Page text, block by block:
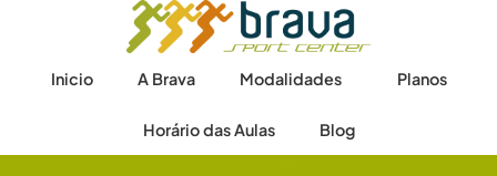
Inicio A Brava Modalidades Planos
Horário das Aulas Blog